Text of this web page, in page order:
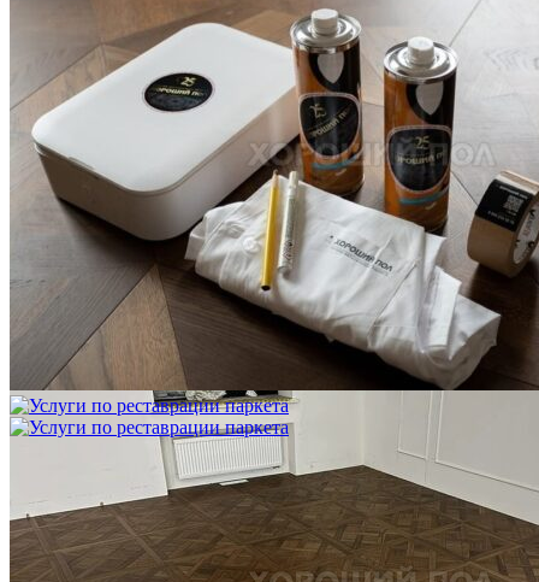
Услуги по реставрации паркета
Блог
Интересные статьи о паркете Coswick
ВИДЕО-ИНСТРУКЦИЯ: Реставрация царапин. Полы,
покрытые маслом и твердым воском. Системы для локального
ремонта и восстановления
Читать полностью
02.02.2026